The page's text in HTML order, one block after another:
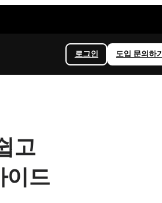
로그인 도입 문의하기
고
이드